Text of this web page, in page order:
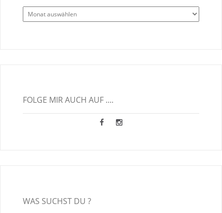
Alle
Blogbeiträge
FOLGE MIR AUCH AUF ....
WAS SUCHST DU ?